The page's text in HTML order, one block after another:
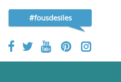
#fousdesiles